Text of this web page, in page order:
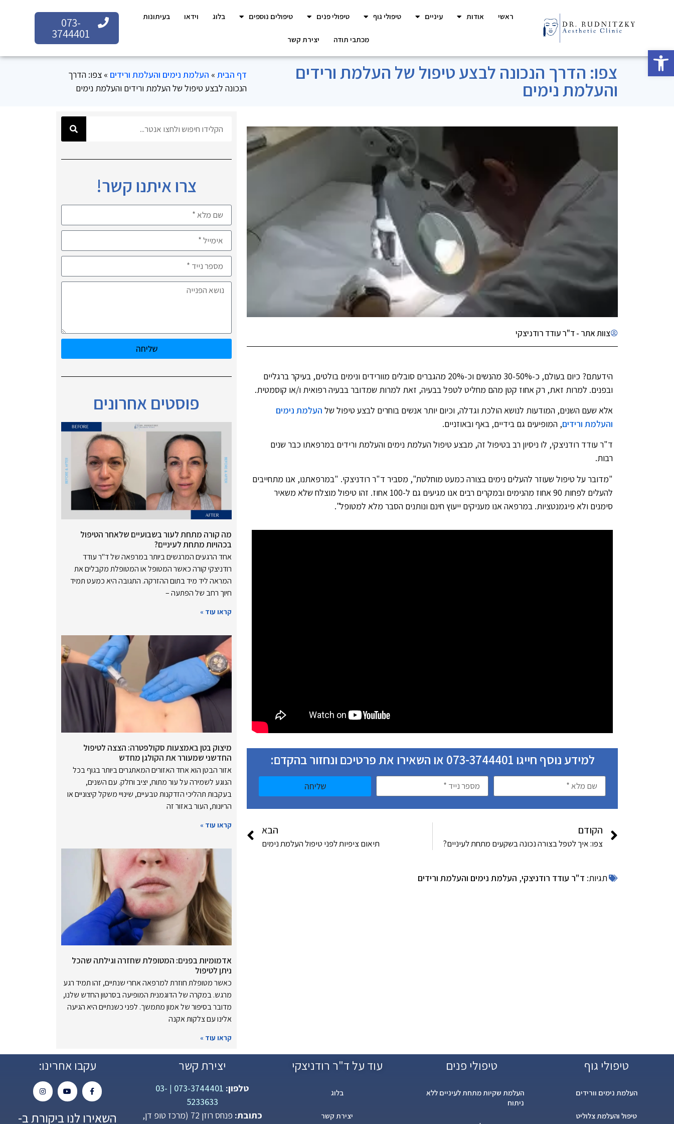
פתח סרגל נגישות
ראשי אודות עיניים טיפולי גוף טיפולי פנים טיפולים נוספים בלוג וידאו בעיתונות
מכתבי תודה יצירת קשר
073-
3744401
צפו: הדרך הנכונה לבצע טיפול של העלמת ורידים
והעלמת נימים
דף הבית » העלמת נימים והעלמת ורידים »צפו: הדרך
הנכונה לבצע טיפול של העלמת ורידים והעלמת נימים
צוות אתר - ד"ר עודד רודניצקי
הידעתם? כיום בעולם, כ-30-50% מהנשים וכ-20% מהגברים סובלים מוורידים ונימים בולטים, בעיקר ברגליים
ובפנים. למרות זאת, רק אחוז קטן מהם מחליט לטפל בבעיה, זאת למרות שמדובר בבעיה רפואית ו/או קוסמטית.
אלא שעם השנים, המודעות לנושא הולכת וגדלה, וכיום יותר אנשים בוחרים לבצע טיפול של העלמת נימים
והעלמת ורידים, המופיעים גם בידיים, באף ובאוזניים.
ד"ר עודד רודניצקי, לו ניסיון רב בטיפול זה, מבצע טיפול העלמת נימים והעלמת ורידים במרפאתו כבר שנים
רבות.
"מדובר על טיפול שעוזר להעלים נימים בצורה כמעט מוחלטת", מסביר ד"ר רודניצקי. "במרפאתנו, אנו מתחייבים
להעלים לפחות 90 אחוז מהנימים ובמקרים רבים אנו מגיעים גם ל-100 אחוז. זהו טיפול מוצלח שלא משאיר
סימנים ולא פיגמנטציות. במרפאה אנו מעניקים ייעוץ חינם ונותנים הסבר מלא למטופל".
למידע נוסף חייגו 073-3744401 או השאירו את פרטיכם ונחזור בהקדם:
שליחה
הקודם
צפו: איך לטפל בצורה נכונה בשקעים מתחת לעיניים?
הבא
תיאום ציפיות לפני טיפול העלמת נימים
תגיות: ד"ר עודד רודניצקי, העלמת נימים והעלמת ורידים
צרו איתנו קשר!
שליחה
פוסטים אחרונים
מה קורה מתחת לעור בשבועיים שלאחר הטיפול
בכהויות מתחת לעיניים?
אחד הרגעים המרגשים ביותר במרפאה של ד"ר עודד
רודניצקי קורה כאשר המטופל או המטופלת מקבלים את
המראה ליד מיד בתום ההזרקה. התגובה היא כמעט תמיד
חיוך רחב של הפתעה –
קראו עוד »
מיצוק בטן באמצעות סקולפטרה: הצצה לטיפול
החדשני שמעורר את הקולגן מחדש
אזור הבטן הוא אחד האזורים המאתגרים ביותר בגוף בכל
הנוגע לשמירה על עור מתוח, יציב וחלק. עם השנים,
בעקבות תהליכי הזדקנות טבעיים, שינויי משקל קיצוניים או
הריונות, העור באזור זה
קראו עוד »
אדמומיות בפנים: המטופלת שחזרה וגילתה שהכל
ניתן לטיפול
כאשר מטופלת חוזרת למרפאה אחרי שנתיים, זהו תמיד רגע
מרגש. במקרה של הדוגמנית המופיעה בסרטון החדש שלנו,
מדובר בסיפור של אמון מתמשך. לפני כשנתיים היא הגיעה
אלינו עם צלקות אקנה
קראו עוד »
טיפולי גוף
העלמת נימים וורידים
טיפול והעלמת צלוליט
טיפולי פנים
העלמת שקיות מתחת לעיניים ללא
ניתוח
עוד על ד"ר רודניצקי
בלוג
יצירת קשר
יצירת קשר
טלפון: 073-3744401
|
03-
5233633
כתובת:
פנחס רוזן 72 (מרכז טופ דן,
עקבו אחרינו:
השאירו לנו ביקורת ב-